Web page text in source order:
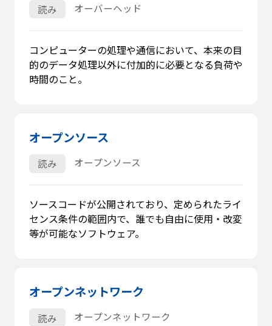
読み オーバーヘッド
コンピューターの処理や通信において、本来の目
的のデータ処理以外に付加的に必要となる負荷や
時間のこと。
オープンソース
読み オープンソース
ソースコードが公開されており、定められたライ
センス条件の範囲内で、誰でも自由に使用・改変
等が可能なソフトウェア。
オープンネットワーク
読み オープンネットワーク